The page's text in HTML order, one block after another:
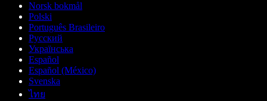
Norsk bokmål
Polski
Português Brasileiro
Русский
Українська
Español
Español (México)
Svenska
ไทย